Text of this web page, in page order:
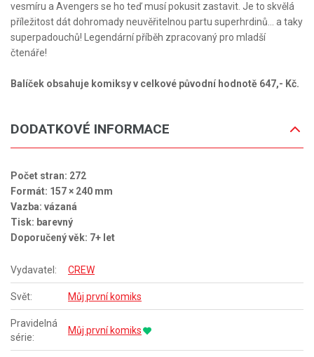
vesmíru a Avengers se ho teď musí pokusit zastavit. Je to skvělá
příležitost dát dohromady neuvěřitelnou partu superhrdinů... a taky
superpadouchů! Legendární příběh zpracovaný pro mladší
čtenáře!
Balíček obsahuje komiksy v celkové původní hodnotě 647,- Kč.
DODATKOVÉ INFORMACE
Počet stran: 272
Formát: 157 × 240 mm
Vazba: vázaná
Tisk: barevný
Doporučený věk: 7+ let
Vydavatel: CREW
Svět: Můj první komiks
Pravidelná
série:
Můj první komiks